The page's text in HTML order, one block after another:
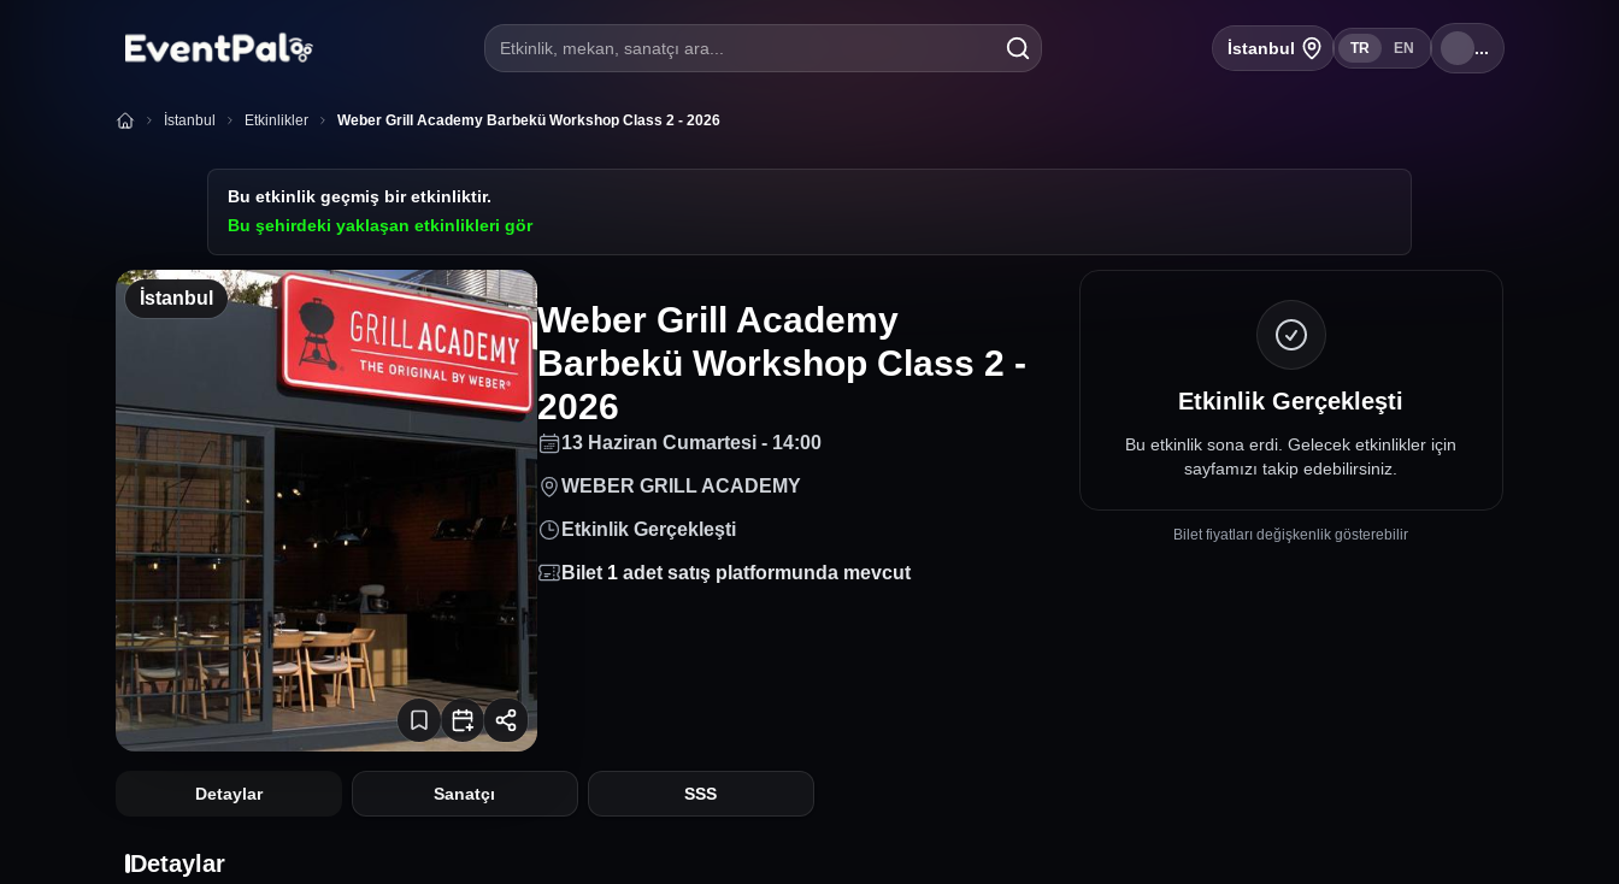
Etkinlik, mekan, sanatçı ara... İstanbul TR EN ...
İstanbul Etkinlikler Weber Grill Academy Barbekü Workshop Class 2 - 2026
Bu etkinlik geçmiş bir etkinliktir.
Bu şehirdeki yaklaşan etkinlikleri gör
İstanbul
Weber Grill Academy
Barbekü Workshop Class 2 -
2026
13 Haziran Cumartesi - 14:00
WEBER GRILL ACADEMY
Etkinlik Gerçekleşti
Bilet 1 adet satış platformunda mevcut
Detaylar Sanatçı SSS
Detaylar
Etkinlik Gerçekleşti
Bu etkinlik sona erdi. Gelecek etkinlikler için
sayfamızı takip edebilirsiniz.
Bilet fiyatları değişkenlik gösterebilir